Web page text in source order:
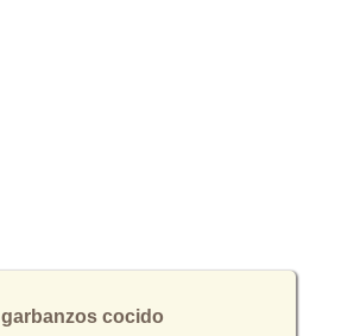
garbanzos cocido